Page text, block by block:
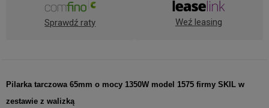
Sprawdź raty Weź leasing
Pilarka tarczowa 65mm o mocy 1350W model 1575 firmy SKIL w
zestawie z walizką